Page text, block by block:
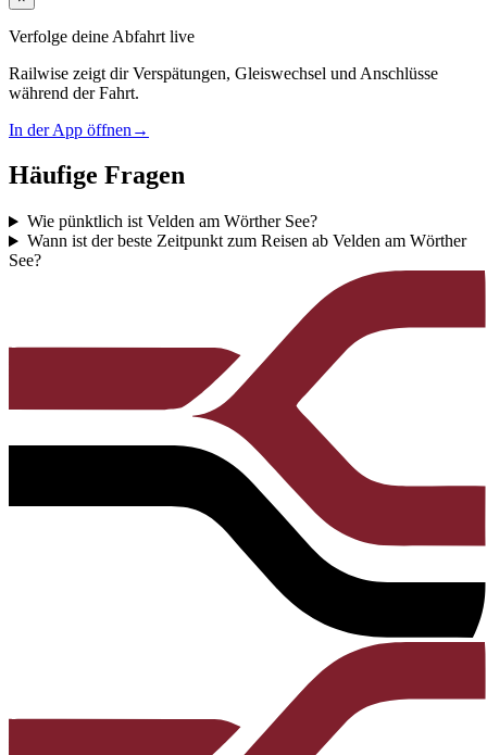
Verfolge deine Abfahrt live
Railwise zeigt dir Verspätungen, Gleiswechsel und Anschlüsse
während der Fahrt.
In der App öffnen →
Häufige Fragen
Wie pünktlich ist Velden am Wörther See?
Wann ist der beste Zeitpunkt zum Reisen ab Velden am Wörther
See?